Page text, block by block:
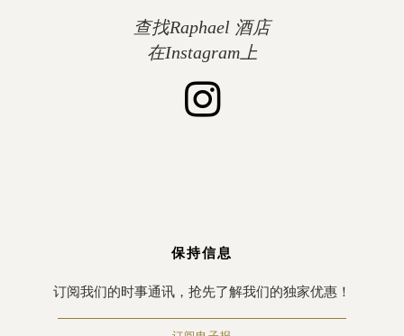
查找Raphael 酒店
在Instagram上
保持信息
订阅我们的时事通讯，抢先了解我们的独家优惠！